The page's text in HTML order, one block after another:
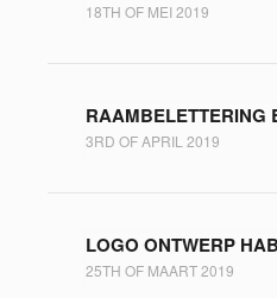
18TH OF MEI 2019
RAAMBELETTERING
3RD OF APRIL 2019
LOGO ONTWERP
25TH OF MAART 2019